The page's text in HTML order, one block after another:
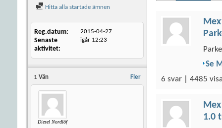
Hitta alla startade ämnen
Reg.datum 2015-04-27
Senaste
aktivitet
igår 12:23
Fler
1 Vän
Diesel Nordlöf
Se
6 svar | 4485
1.0